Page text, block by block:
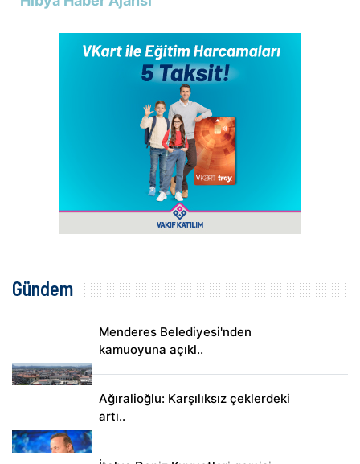
Gündem
Menderes Belediyesi'nden
kamuoyuna açıkl..
Ağıralioğlu: Karşılıksız çeklerdeki
artı..